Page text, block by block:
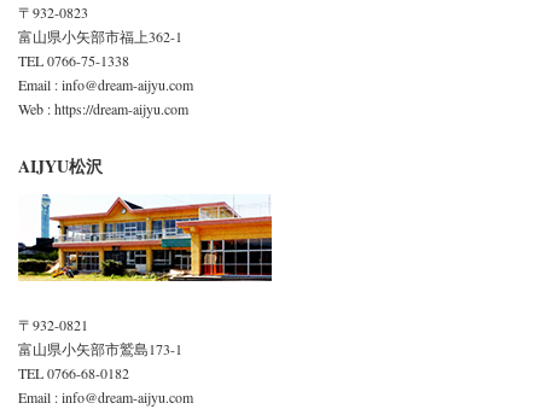
〒932-0823
富山県小矢部市福上362-1
TEL 0766-75-1338
Email : info@dream-aijyu.com
Web : https://dream-aijyu.com
AIJYU松沢
〒932-0821
富山県小矢部市鷲島173-1
TEL 0766-68-0182
Email : info@dream-aijyu.com